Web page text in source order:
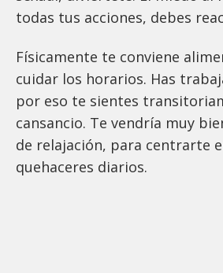
todas tus acciones, debes
Físicamente te conviene
cuidar los horarios. Has
por eso te sientes
cansancio. Te vendría muy
de relajación, para centrarte
quehaceres diarios.